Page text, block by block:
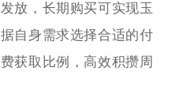
放，长期购买可实现玉
自身需求选择合适的付
获取比例，高效积攒周